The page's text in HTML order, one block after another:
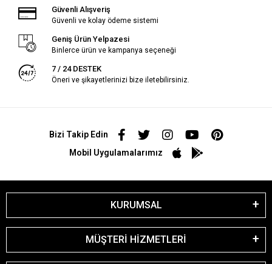
Güvenli Alışveriş
Güvenli ve kolay ödeme sistemi
Geniş Ürün Yelpazesi
Binlerce ürün ve kampanya seçeneği
7 / 24 DESTEK
Öneri ve şikayetlerinizi bize iletebilirsiniz.
Bizi Takip Edin
Mobil Uygulamalarımız
KURUMSAL
MÜŞTERİ HİZMETLERİ